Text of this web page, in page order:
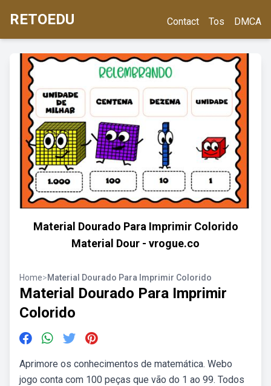
RETOEDU Contact Tos DMCA
Material Dourado Para Imprimir Colorido
Material Dour - vrogue.co
Home>Material Dourado Para Imprimir Colorido
Material Dourado Para Imprimir
Colorido
Aprimore os conhecimentos de matemática. Webo
jogo conta com 100 peças que vão do 1 ao 99. Todos